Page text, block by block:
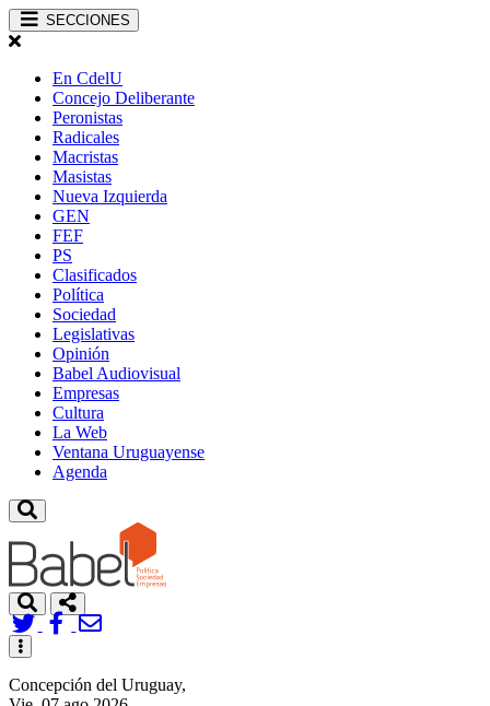
SECCIONES
En CdelU
Concejo Deliberante
Peronistas
Radicales
Macristas
Masistas
Nueva Izquierda
GEN
FEF
PS
Clasificados
Política
Sociedad
Legislativas
Opinión
Babel Audiovisual
Empresas
Cultura
La Web
Ventana Uruguayense
Agenda
Toggle
navigation
Concepción del Uruguay,